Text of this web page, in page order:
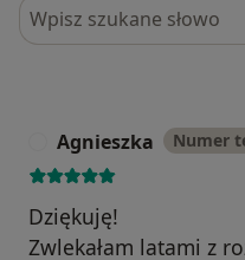
Szukaj w opiniach
Agnieszka Numer
Dziękuję!
Zwlekałam latami z